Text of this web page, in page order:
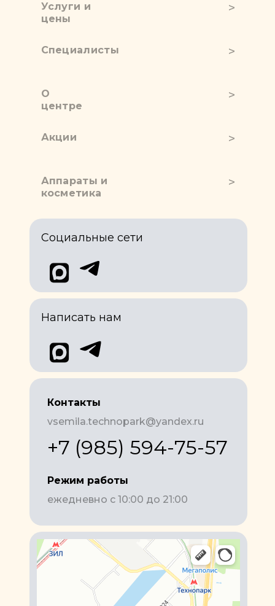
Аппараты и
косметика
Услуги и
цены
Специалисты
О
центре
Акции
Контакты
vsemila.technopark@yandex.ru
Режим работы
ежедневно с 10:00 до 21:00
+7 (985) 594-75-57
Социальные сети
Написать нам